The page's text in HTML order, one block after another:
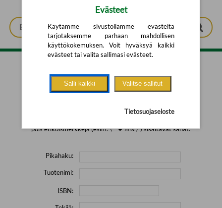
Tarkennettu haku
pois erikoismerkkejä (esim. \' " # % & / ) sisältävät sanat.
Pikahaku:
Tuotenimi:
ISBN:
Evästeet
Käytämme sivustollamme evästeitä
tarjotaksemme parhaan mahdollisen
käyttökokemuksen. Voit hyväksyä kaikki
evästeet tai valita sallimasi evästeet.
Salli kaikki Valitse sallitut
Tietosuojaseloste